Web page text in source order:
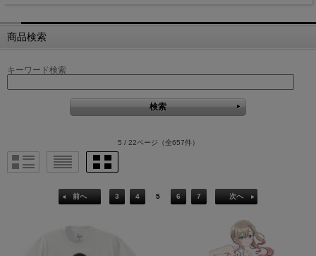
商品検索
キーワード検索
5 / 22ページ （全657件）
前へ 3 4 5 6 7 次へ